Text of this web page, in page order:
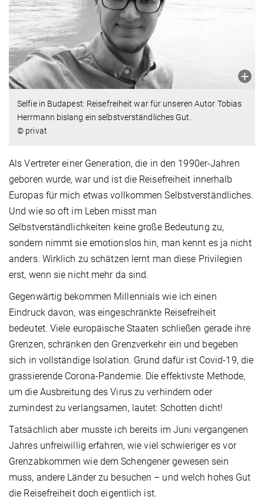
Selfie in Budapest: Reisefreiheit war für unseren Autor Tobias
Herrmann bislang ein selbstverständliches Gut.
© privat
Als Vertreter einer Generation, die in den 1990er-Jahren
geboren wurde, war und ist die Reisefreiheit innerhalb
Europas für mich etwas vollkommen Selbstverständliches.
Und wie so oft im Leben misst man
Selbstverständlichkeiten keine große Bedeutung zu,
sondern nimmt sie emotionslos hin, man kennt es ja nicht
anders. Wirklich zu schätzen lernt man diese Privilegien
erst, wenn sie nicht mehr da sind.
Gegenwärtig bekommen Millennials wie ich einen
Eindruck davon, was eingeschränkte Reisefreiheit
bedeutet. Viele europäische Staaten schließen gerade ihre
Grenzen, schränken den Grenzverkehr ein und begeben
sich in vollständige Isolation. Grund dafür ist Covid-19, die
grassierende Corona-Pandemie. Die effektivste Methode,
um die Ausbreitung des Virus zu verhindern oder
zumindest zu verlangsamen, lautet: Schotten dicht!
Tatsächlich aber musste ich bereits im Juni vergangenen
Jahres unfreiwillig erfahren, wie viel schwieriger es vor
Grenzabkommen wie dem Schengener gewesen sein
muss, andere Länder zu besuchen – und welch hohes Gut
die Reisefreiheit doch eigentlich ist.